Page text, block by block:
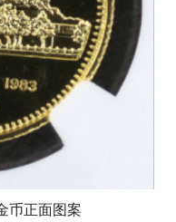
币正面图案